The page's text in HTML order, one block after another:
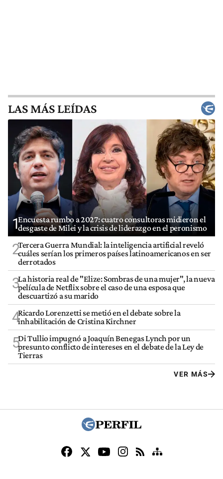
LAS MÁS LEÍDAS
1Encuesta rumbo a 2027: cuatro consultoras midieron el
desgaste de Milei y la crisis de liderazgo en el peronismo
2Tercera Guerra Mundial: la inteligencia artificial reveló
cuáles serían los primeros países latinoamericanos en ser
derrotados
3La historia real de "Elize: Sombras de una mujer", la nueva
película de Netflix sobre el caso de una esposa que
descuartizó a su marido
4Ricardo Lorenzetti se metió en el debate sobre la
inhabilitación de Cristina Kirchner
5Di Tullio impugnó a Joaquín Benegas Lynch por un
presunto conflicto de intereses en el debate de la Ley de
Tierras
VER MÁS